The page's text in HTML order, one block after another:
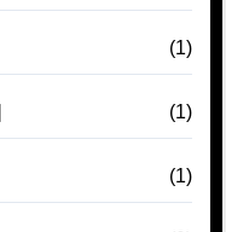
(1)
(1)
(1)